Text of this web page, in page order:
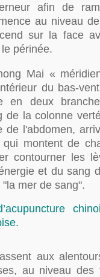
afin de
au niveau
sur la face
périnée.
Mai «
du bas-
deux
de la colonne
de l'abdomen,
qui montent de
contourner les
et du sang
mer de sang".
aux
au niveau